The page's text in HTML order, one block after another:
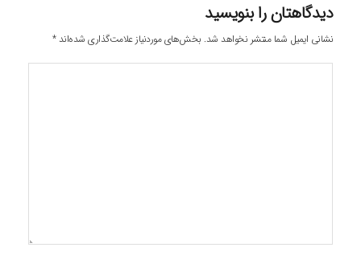
دیدگاهتان را بنویسید
نشانی ایمیل شما منتشر نخواهد شد. بخش‌های موردنیاز علامت‌گذاری شده‌اند*